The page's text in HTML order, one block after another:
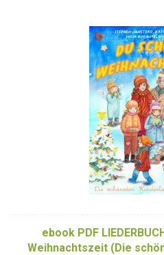
ebook PDF
Weihnachtszeit (Die